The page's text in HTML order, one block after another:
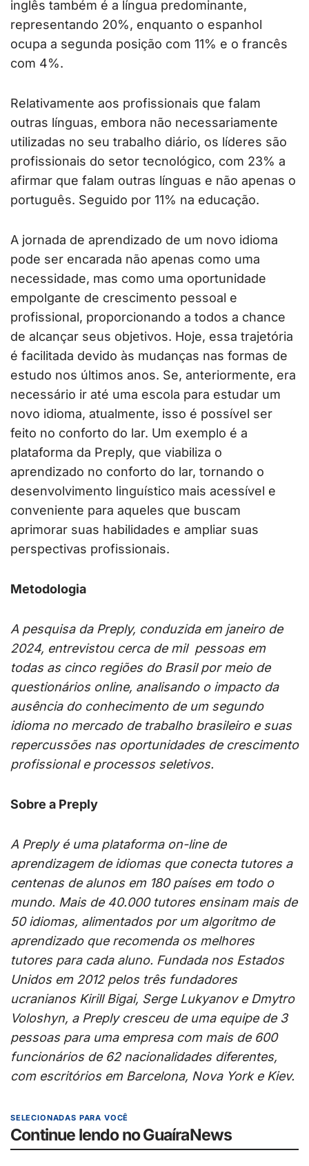
inglês também é a língua predominante,
representando 20%, enquanto o espanhol
ocupa a segunda posição com 11% e o francês
com 4%.
Relativamente aos profissionais que falam
outras línguas, embora não necessariamente
utilizadas no seu trabalho diário, os líderes são
profissionais do setor tecnológico, com 23% a
afirmar que falam outras línguas e não apenas o
português. Seguido por 11% na educação.
A jornada de aprendizado de um novo idioma
pode ser encarada não apenas como uma
necessidade, mas como uma oportunidade
empolgante de crescimento pessoal e
profissional, proporcionando a todos a chance
de alcançar seus objetivos. Hoje, essa trajetória
é facilitada devido às mudanças nas formas de
estudo nos últimos anos. Se, anteriormente, era
necessário ir até uma escola para estudar um
novo idioma, atualmente, isso é possível ser
feito no conforto do lar. Um exemplo é a
plataforma da Preply, que viabiliza o
aprendizado no conforto do lar, tornando o
desenvolvimento linguístico mais acessível e
conveniente para aqueles que buscam
aprimorar suas habilidades e ampliar suas
perspectivas profissionais.
Metodologia
A pesquisa da Preply, conduzida em janeiro de
2024, entrevistou cerca de mil pessoas em
todas as cinco regiões do Brasil por meio de
questionários online, analisando o impacto da
ausência do conhecimento de um segundo
idioma no mercado de trabalho brasileiro e suas
repercussões nas oportunidades de crescimento
profissional e processos seletivos.
Sobre a Preply
A Preply é uma plataforma on-line de
aprendizagem de idiomas que conecta tutores a
centenas de alunos em 180 países em todo o
mundo. Mais de 40.000 tutores ensinam mais de
50 idiomas, alimentados por um algoritmo de
aprendizado que recomenda os melhores
tutores para cada aluno. Fundada nos Estados
Unidos em 2012 pelos três fundadores
ucranianos Kirill Bigai, Serge Lukyanov e Dmytro
Voloshyn, a Preply cresceu de uma equipe de 3
pessoas para uma empresa com mais de 600
funcionários de 62 nacionalidades diferentes,
com escritórios em Barcelona, Nova York e Kiev.
SELECIONADAS PARA VOCÊ
Continue lendo no GuaíraNews